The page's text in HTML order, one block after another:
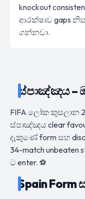
knockout
ආරක්ෂාව gaps නිසා
ගන්නවා.
ස්පාඤ්ඤය –
FIFA ලෝක කුසලාන
ස්පාඤ්ඤය clear
දැකුණේ form සහ
34-match unbeaten
ට enter. ⚽
Spain Form